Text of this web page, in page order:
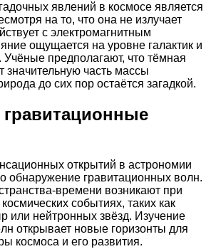
явлений в космосе является
на то, что она не излучает
с электромагнитным
ощущается на уровне галактик и
предполагают, что тёмная
значительную часть массы
до сих пор остаётся загадкой.
открытий в астрономии
обнаружение гравитационных волн.
времени возникают при
событиях, таких как
или нейтронных звёзд. Изучение
открывает новые горизонты для
космоса и его развития.